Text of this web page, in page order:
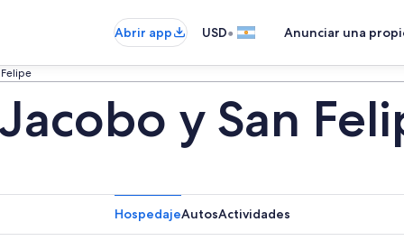
Abrir app USD• Anunciar una
y San
HospedajeAutosActividades